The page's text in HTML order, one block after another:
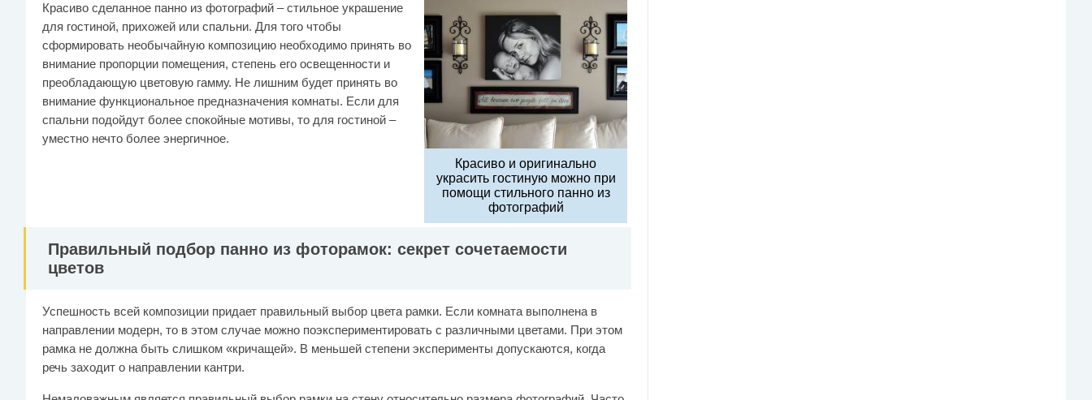
Красиво и оригинально
украсить гостиную можно при
помощи стильного панно из
фотографий
Красиво сделанное панно из фотографий – стильное украшение
для гостиной, прихожей или спальни. Для того чтобы
сформировать необычайную композицию необходимо принять во
внимание пропорции помещения, степень его освещенности и
преобладающую цветовую гамму. Не лишним будет принять во
внимание функциональное предназначения комнаты. Если для
спальни подойдут более спокойные мотивы, то для гостиной –
уместно нечто более энергичное.
Правильный подбор панно из фоторамок: секрет сочетаемости
цветов
Успешность всей композиции придает правильный выбор цвета рамки. Если комната выполнена в
направлении модерн, то в этом случае можно поэкспериментировать с различными цветами. При этом
рамка не должна быть слишком «кричащей». В меньшей степени эксперименты допускаются, когда
речь заходит о направлении кантри.